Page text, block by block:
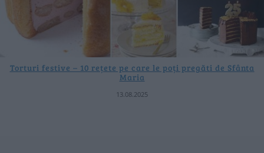
Torturi festive – 10 rețete pe care le poți pregăti de Sfânta
Maria
13.08.2025